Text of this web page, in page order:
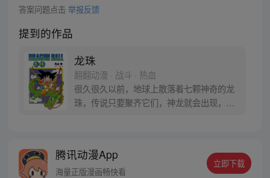
答案问题点击 举报反馈
提到的作品
龙珠
翻翻动漫 · 战斗 · 热血
很久很久以前，地球上散落着七颗神奇的龙
珠，传说只要聚齐它们，神龙就会出现，并
腾讯动漫App
海量正版漫画畅快看
立即下载